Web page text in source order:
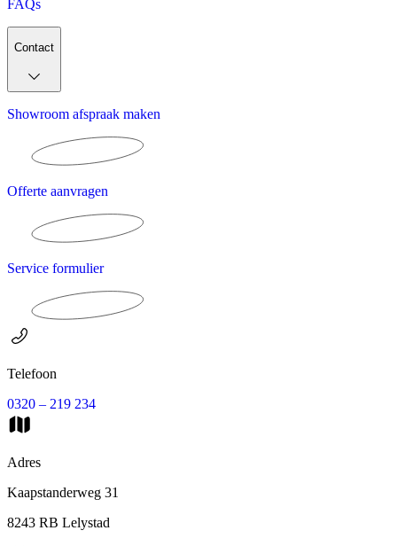
FAQs
Contact
Showroom afspraak maken
Offerte aanvragen
Service formulier
Telefoon
0320 – 219 234
Adres
Kaapstanderweg 31
8243 RB Lelystad